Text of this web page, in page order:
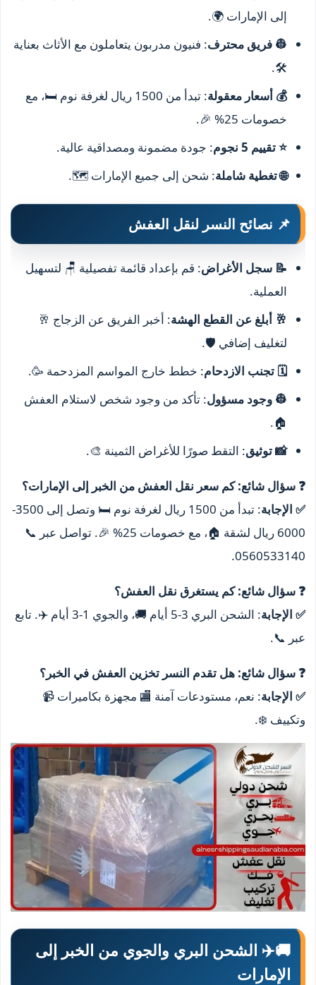
إلى الإمارات 🌍.
👷 فريق محترف: فنيون مدربون يتعاملون مع الأثاث بعناية
🛠️.
💰 أسعار معقولة
: تبدأ من 1500 ريال لغرفة نوم 🛏️، مع
خصومات 25% 🎉.
⭐ تقييم 5 نجوم
: جودة مضمونة ومصداقية عالية.
🌐 تغطية شاملة: شحن إلى جميع الإمارات 🗺️.
📌 نصائح النسر لنقل العفش
📝 سجل الأغراض: قم بإعداد قائمة تفصيلية 🪑 لتسهيل
العملية.
🥂 أبلغ عن القطع الهشة: أخبر الفريق عن الزجاج 🥂
لتغليف إضافي 🛡️.
🗓️ تجنب الازدحام: خطط خارج المواسم المزدحمة 🥳.
👷 وجود مسؤول: تأكد من وجود شخص لاستلام العفش
🏠.
📸 توثيق: التقط صورًا للأغراض الثمينة 🎨.
❓ سؤال شائع: كم سعر نقل العفش من الخبر إلى الإمارات؟
✅ الإجابة
: تبدأ من 1500 ريال لغرفة نوم 🛏️ وتصل إلى 3500-
6000 ريال لشقة 🏠، مع خصومات 25% 🎉. تواصل عبر 📞
0560533140.
❓ سؤال شائع: كم يستغرق نقل العفش؟
✅ الإجابة
: الشحن البري 3-5 أيام 🚚، والجوي 1-3 أيام ✈️. تابع
عبر 📞.
❓ سؤال شائع: هل تقدم النسر تخزين العفش في الخبر؟
✅ الإجابة: نعم، مستودعات آمنة 🏬 مجهزة بكاميرات 📹
وتكييف ❄️.
🚚✈️ الشحن البري والجوي من الخبر إلى
الإمارات